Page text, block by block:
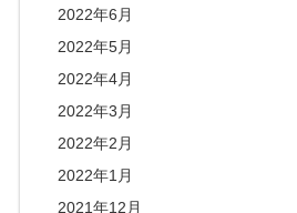
2022年6月
2022年5月
2022年4月
2022年3月
2022年2月
2022年1月
2021年12月